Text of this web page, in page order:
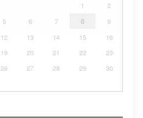
1
2
5 6 7 8
9
12 13 14 15
16
19 20 21 22
23
26 27 28 29
30